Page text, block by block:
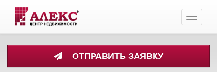
ОТПРАВИТЬ ЗАЯВКУ
Toggle